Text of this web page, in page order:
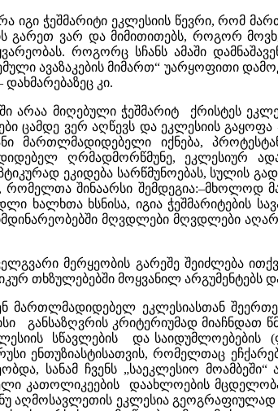
იგი ჭეშმარიტი ეკლესიის წევრი, რომ
გარეთ ვარ და მიმითითებს, როგორ
როგორც სჩანს ამაში
ავაზაკების მიმართ“ უარყოფითი
კი.
არაა მიღებული ჭეშმარიტ ქრისტეს
ცამდე ვერ აღწევს და ეკლესიის
მართლმადიდებელი იქნება,
ღრმადმორწმუნე, ეკლესიურ
ეკიდება სარწმუნოებას, სულის
რომელთა შინაარსი
ხალხთა ხსნისა, იგია ჭეშმარიტების
მღვდლები მღვდლები
მერყეობის გარეშე შეიძლება
თხზულებებში მოყვანილ
მართლმადიდებელ ეკლესიასთან
განსაზღვრის კრიტერიუმად მიაჩნდათ
სწავლების და საიდუმლოებების
რუსი ენთუზიასტისათვის, რომელთაც
სანამ ჩვენს „საეკლესიო
კათოლიკეების დაახლოების
აღმოსავლეთის ეკლესია